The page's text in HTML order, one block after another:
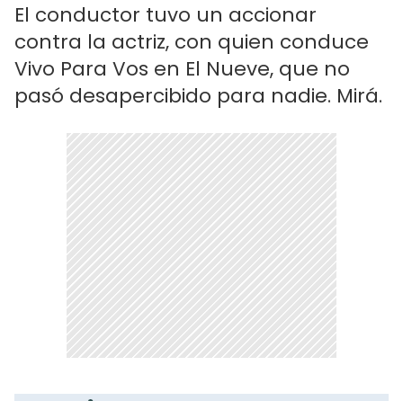
El conductor tuvo un accionar
contra la actriz, con quien conduce
Vivo Para Vos en El Nueve, que no
pasó desapercibido para nadie. Mirá.